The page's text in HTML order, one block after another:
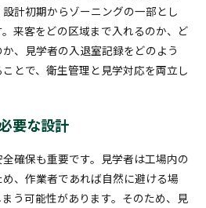
計初期からゾーニングの一部とし
来客をどの区域まで入れるのか、ど
、見学者の入退室記録をどのよう
とで、衛生管理と見学対応を両立し
要な設計
確保も重要です。見学者は工場内の
、作業者であれば自然に避ける場
う可能性があります。そのため、見